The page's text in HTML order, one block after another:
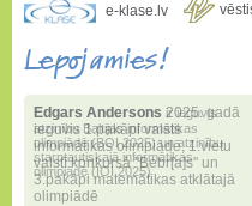
e-klase.lv
Lepojamies!
Edgars Andersons ir ieguvis
atzinību Baltijas informātikas
olimpiādē (BOI 2025) un atzinību
starptautiskajā informātikas
olimpiādē (IOI 2025)
Edgars Andersons 2025. gadā
ieguvis 1.pakāpi valsts
informātikas olimpiādē,1.vietu
valstī konkursā "Bebr[a]s" un
3.pakāpi matemātikas atklātajā
olimpiādē